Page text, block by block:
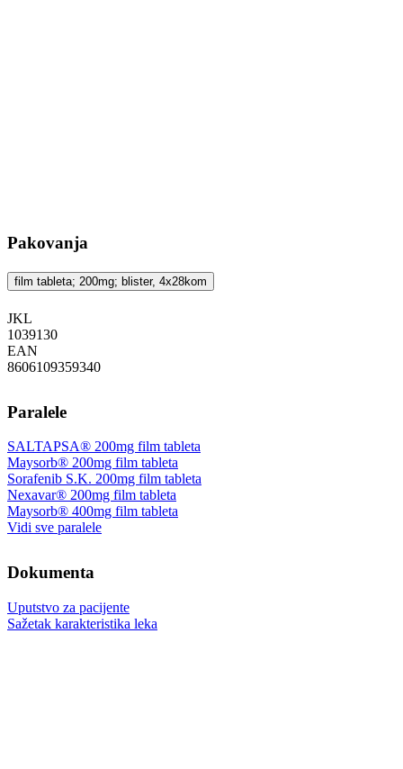
Pakovanja
film tableta; 200mg; blister, 4x28kom
JKL
‍1039130
EAN
8606109359340
Paralele
SALTAPSA® 200mg film tableta
Maysorb® 200mg film tableta
Sorafenib S.K. 200mg film tableta
Nexavar® 200mg film tableta
Maysorb® 400mg film tableta
Vidi sve paralele
Dokumenta
Uputstvo za pacijente
Sažetak karakteristika leka